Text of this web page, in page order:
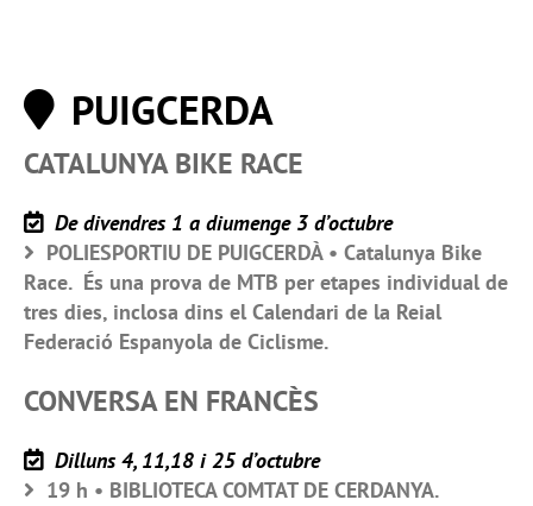
PUIGCERDA
CATALUNYA BIKE RACE
De divendres 1 a diumenge 3 d’octubre
POLIESPORTIU DE PUIGCERDÀ • Catalunya Bike
Race. És una prova de MTB per etapes individual de
tres dies, inclosa dins el Calendari de la Reial
Federació Espanyola de Ciclisme.
CONVERSA EN FRANCÈS
Dilluns 4, 11,18 i 25 d’octubre
19 h • BIBLIOTECA COMTAT DE CERDANYA.